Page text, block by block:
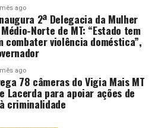
ago
2ª Delegacia da Mulher
Norte de MT: “Estado tem
combater violência doméstica”,
ago
78 câmeras do Vigia Mais MT
Lacerda para apoiar ações de
criminalidade